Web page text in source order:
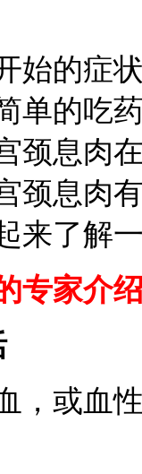
的症状
单的吃
颈息肉
颈息肉
来了解
家介绍
或血性